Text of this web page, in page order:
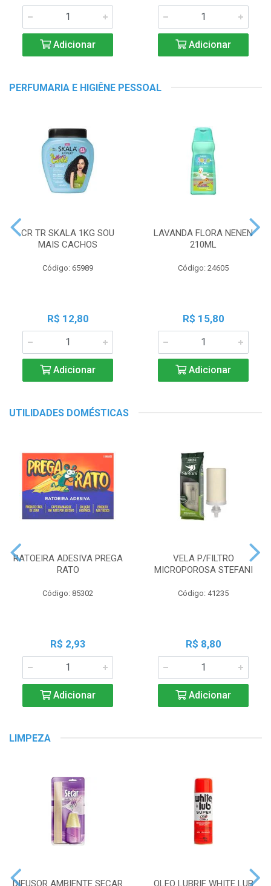
Adicionar Adicionar
PERFUMARIA E HIGIÊNE PESSOAL
CR TR SKALA 1KG SOU
MAIS CACHOS
Código: 65989
R$ 12,80
Adicionar
LAVANDA FLORA NENEN
210ML
Código: 24605
R$ 15,80
Adicionar
UTILIDADES DOMÉSTICAS
RATOEIRA ADESIVA PREGA
RATO
Código: 85302
R$ 2,93
Adicionar
VELA P/FILTRO
MICROPOROSA STEFANI
Código: 41235
R$ 8,80
Adicionar
LIMPEZA
DIFUSOR AMBIENTE SECAR OLEO LUBRIF WHITE LUB